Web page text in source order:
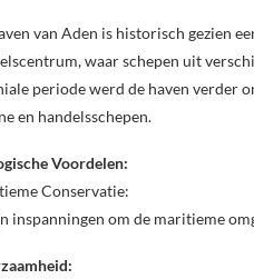
van Aden is historisch gezien
waar schepen uit
periode werd de haven verder
en handelsschepen.
Voordelen:
Conservatie:
inspanningen om de maritieme